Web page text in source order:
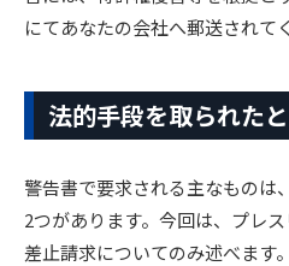
にてあなたの会社へ郵送されて
法的手段を取られた
警告書で要求される主なものは
2つがあります。今回は、プレス
差止請求についてのみ述べます。